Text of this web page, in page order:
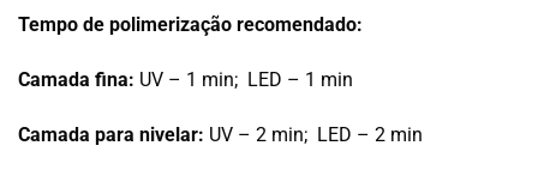
Tempo de polimerização recomendado:
Camada fina: UV – 1 min; LED – 1 min
Camada para nivelar: UV – 2 min; LED – 2 min